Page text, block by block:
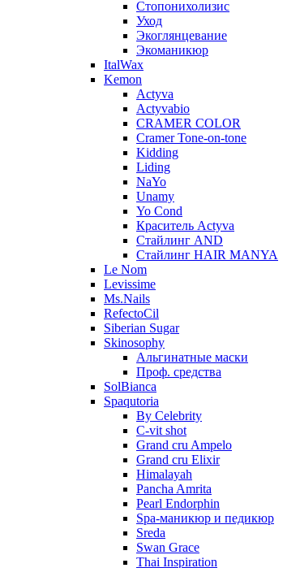
Стопонихолизис
Уход
Экоглянцевание
Экоманикюр
ItalWax
Kemon
Actyva
Actyvabio
CRAMER COLOR
Cramer Tone-on-tone
Kidding
Liding
NaYo
Unamy
Yo Cond
Краситель Actyva
Стайлинг AND
Стайлинг HAIR MANYA
Le Nom
Levissime
Ms.Nails
RefectoCil
Siberian Sugar
Skinosophy
Альгинатные маски
Проф. средства
SolBianca
Spaqutoria
By Celebrity
C-vit shot
Grand cru Ampelo
Grand сru Elixir
Himalayah
Pancha Amrita
Pearl Endorphin
Spa-маникюр и педикюр
Sreda
Swan Grace
Thai Inspiration